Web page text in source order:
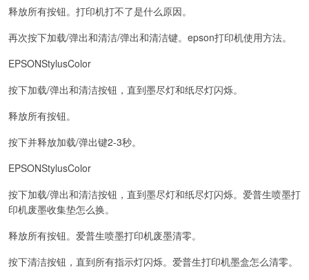
释放所有按钮。打印机打不了是什么原因。
再次按下加载/弹出和清洁/弹出和清洁键。epson打印机使用方法。
EPSONStylusColor
按下加载/弹出和清洁按钮，直到墨尽灯和纸尽灯闪烁。
释放所有按钮。
按下并释放加载/弹出键2-3秒。
EPSONStylusColor
按下加载/弹出和清洁按钮，直到墨尽灯和纸尽灯闪烁。爱普生喷墨打
印机废墨收集垫怎么换。
释放所有按钮。爱普生喷墨打印机废墨清零。
按下清洁按钮，直到所有指示灯闪烁。爱普生打印机墨盒怎么清零。